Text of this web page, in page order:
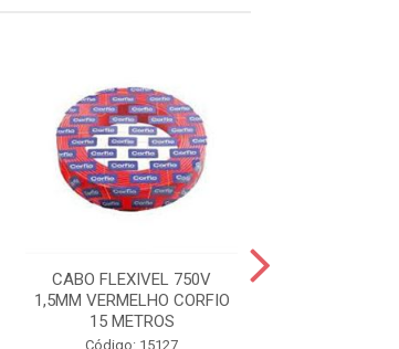
CABO FLEXIVEL 750V
1,5MM VERMELHO CORFIO
15 METROS
Código: 15127